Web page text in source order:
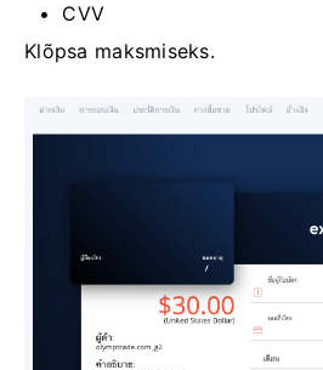
CVV
Klõpsa maksmiseks.